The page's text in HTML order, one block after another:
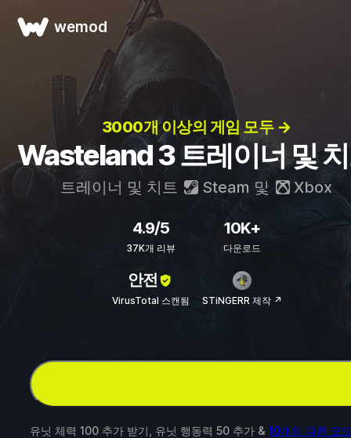
wemod
3000개 이상의 게임 모두 →
Wasteland 3 트레이너 및
트레이너 및 치트 Steam 및 Xbox
4.9/5
37K개 리뷰
10K+
다운로드
안전
VirusTotal 스캔됨 STiNGERR 제작 ↗
유닛 체력 100 추가 받기, 유닛 행동력 50 추가 & 10개의 다른 모